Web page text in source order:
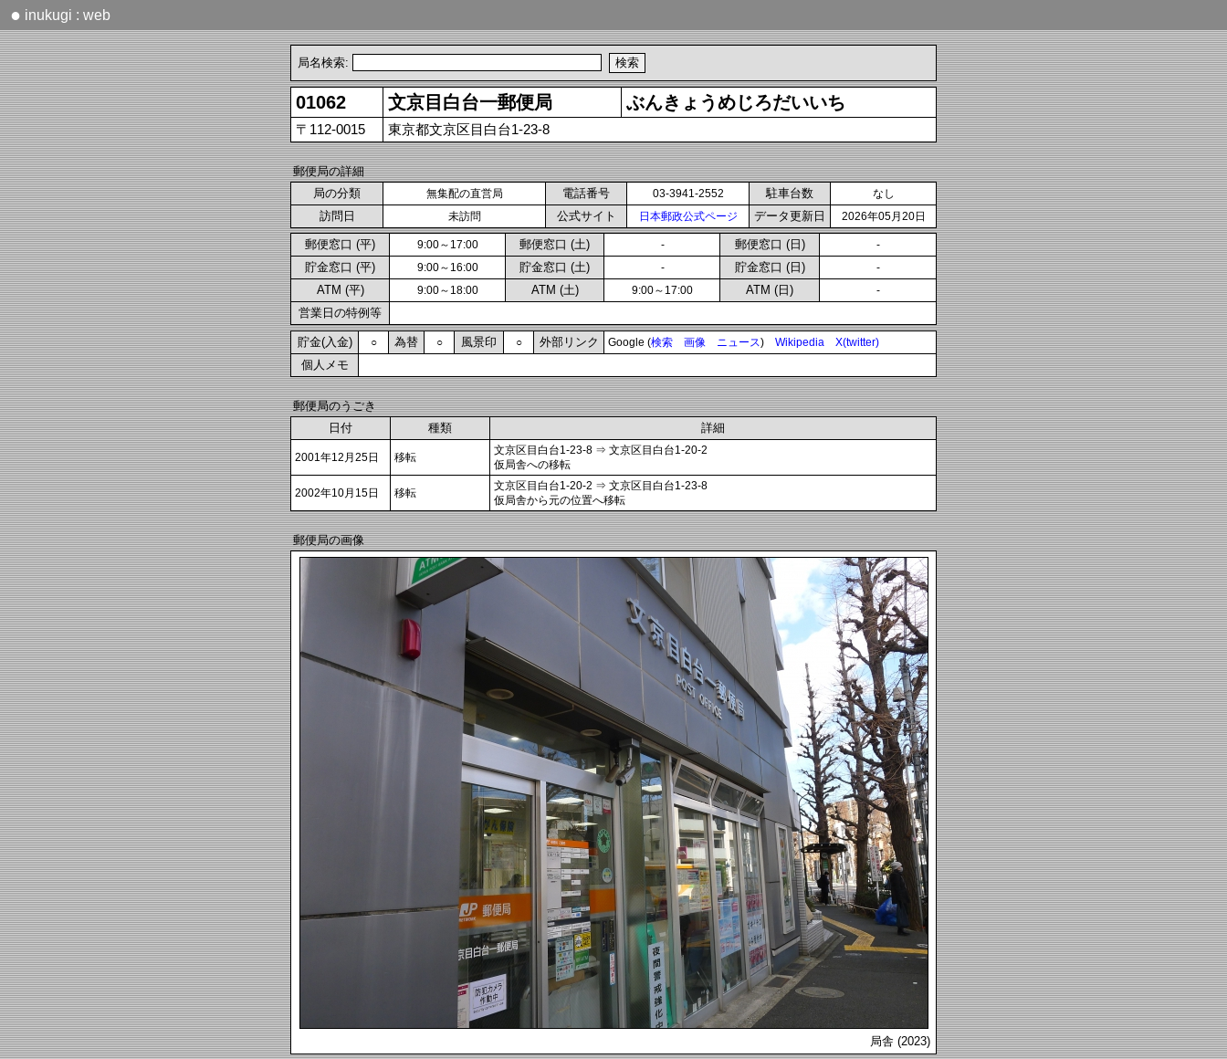
● inukugi : web
局名検索:
01062 文京目白台一郵便局 ぶんきょうめじろだいいち
〒112-0015 東京都文京区目白台1-23-8
郵便局の詳細
局の分類
無集配の直営局 電話番号 03-3941-2552 駐車台数 なし
訪問日 未訪問 公式サイト 日本郵政公式ページ データ更新日 2026年05月20日
郵便窓口 (平) 9:00～17:00 郵便窓口 (土) - 郵便窓口 (日) -
貯金窓口 (平) 9:00～16:00 貯金窓口 (土) - 貯金窓口 (日) -
ATM (平) 9:00～18:00 ATM (土) 9:00～17:00 ATM (日) -
営業日の特例等
貯金(入金) ○ 為替 ○ 風景印 ○ 外部リンク Google (検索 画像 ニュース) Wikipedia X(twitter)
個人メモ
郵便局のうごき
日付
種類 詳細
2001年12月25日 移転
文京区目白台1-23-8 ⇒ 文京区目白台1-20-2
仮局舎への移転
2002年10月15日 移転
文京区目白台1-20-2 ⇒ 文京区目白台1-23-8
仮局舎から元の位置へ移転
郵便局の画像
局舎 (2023)